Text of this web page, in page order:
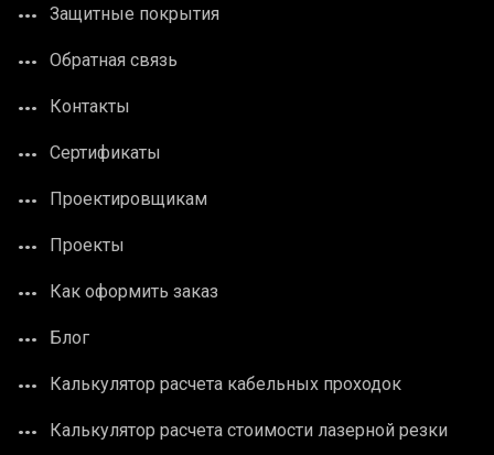
Защитные покрытия
Обратная связь
Контакты
Сертификаты
Проектировщикам
Проекты
Как оформить заказ
Блог
Калькулятор расчета кабельных проходок
Калькулятор расчета стоимости лазерной резки